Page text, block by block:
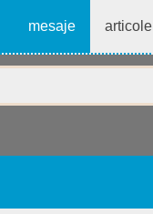
mesaje articole